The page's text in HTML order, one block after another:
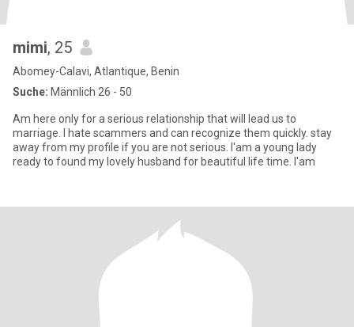
mimi, 25
Abomey-Calavi, Atlantique, Benin
Suche: Männlich 26 - 50
Am here only for a serious relationship that will lead us to
marriage. l hate scammers and can recognize them quickly. stay
away from my profile if you are not serious. l'am a young lady
ready to found my lovely husband for beautiful life time. l'am